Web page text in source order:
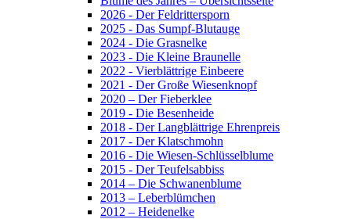
2026 - Der Feldrittersporn
2025 - Das Sumpf-Blutauge
2024 - Die Grasnelke
2023 - Die Kleine Braunelle
2022 - Vierblättrige Einbeere
2021 - Der Große Wiesenknopf
2020 – Der Fieberklee
2019 - Die Besenheide
2018 - Der Langblättrige Ehrenpreis
2017 - Der Klatschmohn
2016 - Die Wiesen-Schlüsselblume
2015 - Der Teufelsabbiss
2014 – Die Schwanenblume
2013 – Leberblümchen
2012 – Heidenelke